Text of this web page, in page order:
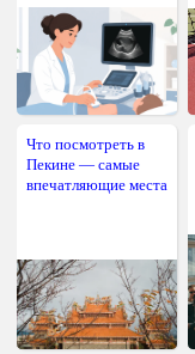
Что посмотреть в
Пекине — самые
впечатляющие места